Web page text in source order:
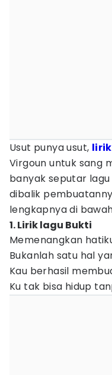
Usut punya usut, lirik
Virgoun untuk sang
banyak seputar lagu
dibalik
lengkapnya di
1. Lirik lagu Bukti
Memenangkan
Bukanlah satu hal
Kau berhasil
Ku tak bisa hidup